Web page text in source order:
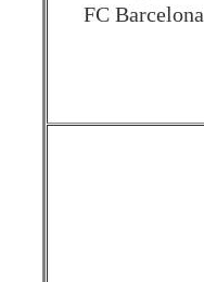
FC Barcelona